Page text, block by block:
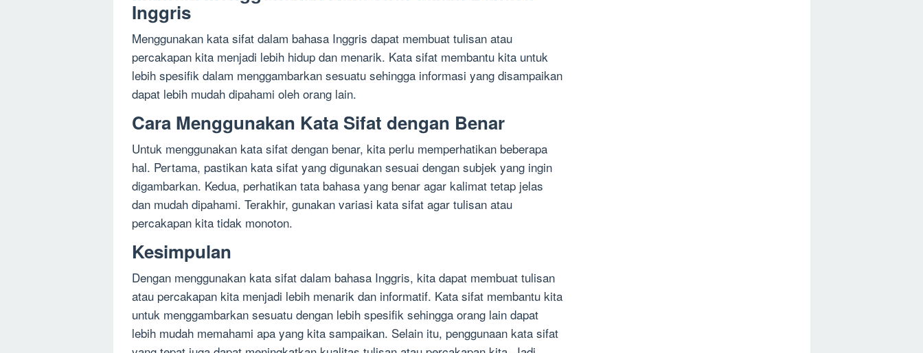
Inggris
Menggunakan kata sifat dalam bahasa Inggris dapat membuat tulisan atau
percakapan kita menjadi lebih hidup dan menarik. Kata sifat membantu kita untuk
lebih spesifik dalam menggambarkan sesuatu sehingga informasi yang disampaikan
dapat lebih mudah dipahami oleh orang lain.
Cara Menggunakan Kata Sifat dengan Benar
Untuk menggunakan kata sifat dengan benar, kita perlu memperhatikan beberapa
hal. Pertama, pastikan kata sifat yang digunakan sesuai dengan subjek yang ingin
digambarkan. Kedua, perhatikan tata bahasa yang benar agar kalimat tetap jelas
dan mudah dipahami. Terakhir, gunakan variasi kata sifat agar tulisan atau
percakapan kita tidak monoton.
Kesimpulan
Dengan menggunakan kata sifat dalam bahasa Inggris, kita dapat membuat tulisan
atau percakapan kita menjadi lebih menarik dan informatif. Kata sifat membantu kita
untuk menggambarkan sesuatu dengan lebih spesifik sehingga orang lain dapat
lebih mudah memahami apa yang kita sampaikan. Selain itu, penggunaan kata sifat